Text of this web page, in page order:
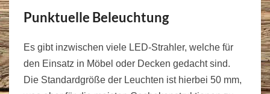
Punktuelle Beleuchtung
Es gibt inzwischen viele LED-Strahler, welche für
den Einsatz in Möbel oder Decken gedacht sind.
Die Standardgröße der Leuchten ist hierbei 50 mm,